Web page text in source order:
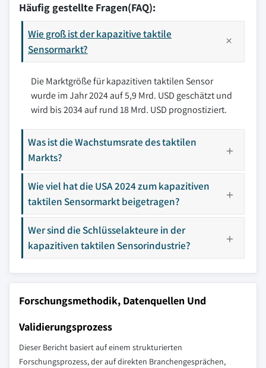
Häufig gestellte Fragen(FAQ):
Wie groß ist der kapazitive taktile
Sensormarkt?
Die Marktgröße für kapazitiven taktilen Sensor
wurde im Jahr 2024 auf 5,9 Mrd. USD geschätzt und
wird bis 2034 auf rund 18 Mrd. USD prognostiziert.
Was ist die Wachstumsrate des taktilen
Markts?
Wie viel hat die USA 2024 zum kapazitiven
taktilen Sensormarkt beigetragen?
Wer sind die Schlüsselakteure in der
kapazitiven taktilen Sensorindustrie?
Forschungsmethodik, Datenquellen Und
Validierungsprozess
Dieser Bericht basiert auf einem strukturierten
Forschungsprozess, der auf direkten Branchengesprächen,